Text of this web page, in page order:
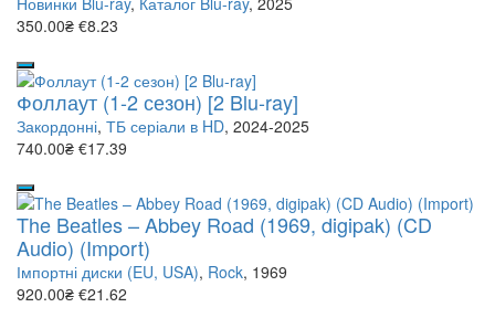
350.00₴ €8.23
Фоллаут (1-2 сезон) [2 Blu-ray]
Закордонні, ТБ серіали в HD, 2024-2025
740.00₴ €17.39
The Beatles – Abbey Road (1969, digipak) (CD
Audio) (Import)
Імпортні диски (EU, USA), Rock, 1969
920.00₴ €21.62